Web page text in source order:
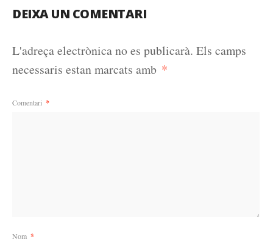
DEIXA UN COMENTARI
L'adreça electrònica no es publicarà. Els camps
necessaris estan marcats amb *
Comentari *
Nom *